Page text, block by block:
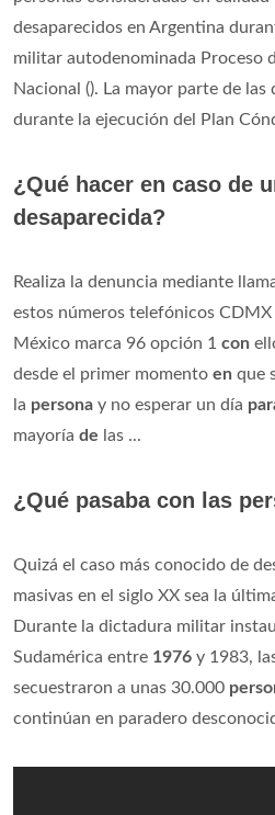
desaparecidos en Argentina
militar autodenominada Proceso
Nacional (). La mayor parte de
durante la ejecución del Plan
¿Qué hacer en caso de
desaparecida?
Realiza la denuncia mediante
estos números telefónicos CDMX
México marca 96 opción 1 con
desde el primer momento en que
la persona y no esperar un día
mayoría de las ...
¿Qué pasaba con las
Quizá el caso más conocido de
masivas en el siglo XX sea la
Durante la dictadura militar
Sudamérica entre 1976 y 1983,
secuestraron a unas 30.000
continúan en paradero